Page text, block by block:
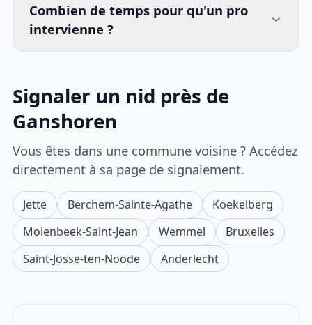
Combien de temps pour qu'un pro
intervienne ?
Signaler un nid près de
Ganshoren
Vous êtes dans une commune voisine ? Accédez
directement à sa page de signalement.
Jette Berchem-Sainte-Agathe
Koekelberg
Molenbeek-Saint-Jean
Wemmel
Bruxelles
Saint-Josse-ten-Noode
Anderlecht